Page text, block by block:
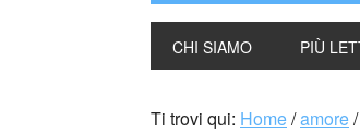
CHI SIAMO PIÙ
Ti trovi qui: Home/amore/